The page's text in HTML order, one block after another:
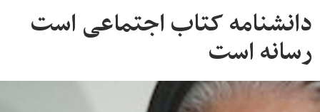
دانشنامه کتاب اجتماعی است
رسانه است